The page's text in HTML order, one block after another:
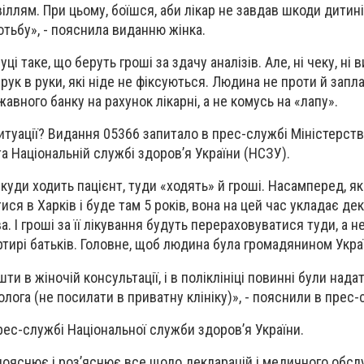
При цьому, боїшся, аби лікар не завдав шкоди
- пояснила виданню жінка.
таке, що беруть гроші за здачу аналізів. Але, ні чеку, ні
в руки, які ніде не фіксуються. Людина не проти й
банку на рахунок лікарні, а не комусь на «лапу».
Видання 05366 запитало в прес-службі
Національній службі здоров’я України (НСЗУ).
ходить пацієнт, туди «ходять» й гроші. Насамперед,
в Харків і буде там 5 років, вона на цей час укладає
І гроші за її лікування будуть перераховуватися туди, а
батьків. Головне, щоб людина була громадянином
в жіночій консультації, і в поліклініці повинні були
(не посилати в приватну клініку)», - пояснили в
службі Національної служби здоров’я України.